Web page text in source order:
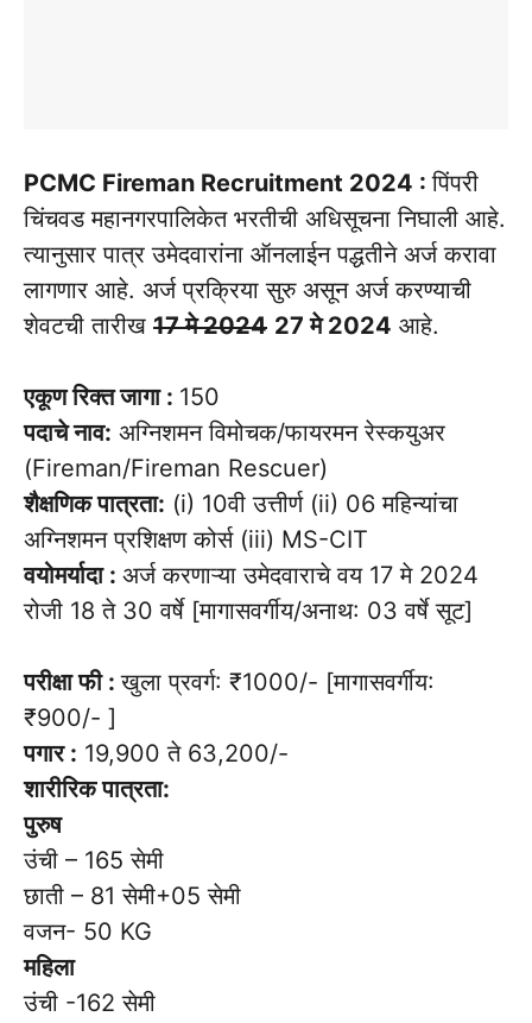
PCMC Fireman Recruitment 2024 :पिंपरी
चिंचवड महानगरपालिकेत भरतीची अधिसूचना निघाली आहे.
त्यानुसार पात्र उमेदवारांना ऑनलाईन पद्धतीने अर्ज करावा
लागणार आहे. अर्ज प्रक्रिया सुरु असून अर्ज करण्याची
शेवटची तारीख 17 मे 2024 27 मे 2024 आहे.
एकूण रिक्त जागा : 150
पदाचे नाव: अग्निशमन विमोचक/फायरमन रेस्कयुअर
(Fireman/Fireman Rescuer)
शैक्षणिक पात्रता: (i) 10वी उत्तीर्ण (ii) 06 महिन्यांचा
अग्निशमन प्रशिक्षण कोर्स (iii) MS-CIT
वयोमर्यादा : अर्ज करणाऱ्या उमेदवाराचे वय 17 मे 2024
रोजी 18 ते 30 वर्षे [मागासवर्गीय/अनाथ: 03 वर्षे सूट]
परीक्षा फी :खुला प्रवर्ग: ₹1000/- [मागासवर्गीय:
₹900/- ]
पगार : 19,900 ते 63,200/-
शारीरिक पात्रता:
पुरुष
उंची – 165 सेमी
छाती – 81 सेमी+05 सेमी
वजन- 50 KG
महिला
उंची -162 सेमी